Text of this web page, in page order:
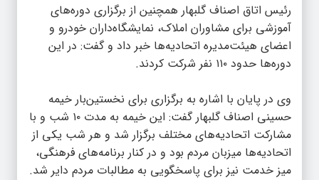
رئیس اتاق اصناف گلبهار همچنین از برگزاری دوره‌های
آموزشی برای مشاوران املاک، نمایشگاه‌داران خودرو و
اعضای هیئت‌مدیره اتحادیه‌ها خبر داد و گفت: در این
دوره‌ها حدود ۱۱۰ نفر شرکت کردند.
وی در پایان با اشاره به برگزاری برای نخستین‌بار خیمه
حسینی اصناف گلبهار گفت: این خیمه به مدت ۱۰ شب و با
مشارکت اتحادیه‌های مختلف برگزار شد و هر شب یکی از
اتحادیه‌ها میزبان مردم بود و در کنار برنامه‌های فرهنگی،
میز خدمت نیز برای پاسخگویی به مطالبات مردم دایر شد.